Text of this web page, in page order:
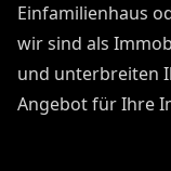
Einfamilienhaus
wir sind als
und unterbreiten
Angebot für Ihre